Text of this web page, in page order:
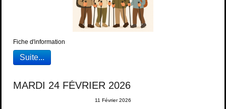
Fiche d'information
Suite...
MARDI 24 FÉVRIER 2026
11 Février 2026